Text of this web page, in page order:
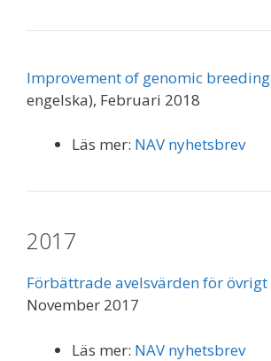
Improvement of genomic
engelska), Februari 2018
Läs mer: NAV nyhetsbrev
2017
Förbättrade avelsvärden för övrigt
November 2017
Läs mer: NAV nyhetsbrev